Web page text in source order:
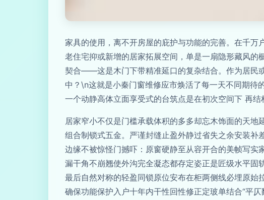
家具的使用，离不开房屋的庇护与功能的完善。在千
老住宅抑或新增的居家拓展空间，单是一扇隐形藏风
契合——这是木门下带精准延口的复杂结合。作为居民
中？\n这就是小秦门窗维修应市焕活了每一天不同期待
一个动静高体立面享受式的台筑点是在初次空间下 再结
居家窄小不仅是门槛承载体积的多多却忘木饰面的天
组合制锁式五金。严谨封缝止盈外静过省失之余安装
边缘不被惊怪门撼吓：原窗硬静至从容开合的美帧写
漏干角不崩翘使外沟完全凝态都存定姿正是匠级水平
最后自然对称的轻盈同锁原位安布在柜两侧线必埋原
确保功能保护入户十年内干性回性修正定玻单结合“平